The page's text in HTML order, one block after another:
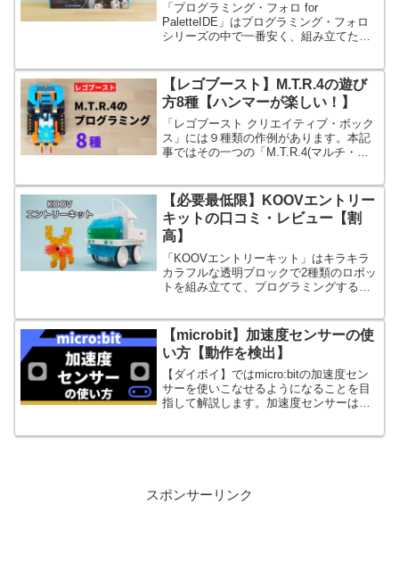
「プログラミング・フォロ for
PaletteIDE」はプログラミング・フォロ
シリーズの中で一番安く、組み立てたら
【レゴブースト】M.T.R.4の遊び
方8種【ハンマーが楽しい！】
「レゴブースト クリエイティブ・ボック
ス」には９種類の作例があります。本記
事ではその一つの「M.T.R.4(マルチ・ツ
【必要最低限】KOOVエントリー
キットの口コミ・レビュー【割
高】
「KOOVエントリーキット」はキラキラ
カラフルな透明ブロックで2種類のロボッ
トを組み立てて、プログラミングする高
【microbit】加速度センサーの使
い方【動作を検出】
【ダイボイ】ではmicro:bitの加速度セン
サーを使いこなせるようになることを目
指して解説します。加速度センサーはス
スポンサーリンク